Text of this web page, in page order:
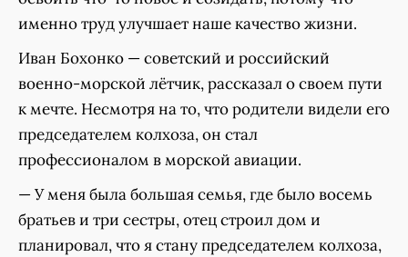
именно труд улучшает наше качество жизни.
Иван Бохонко — советский и российский
военно-морской лётчик, рассказал о своем пути
к мечте. Несмотря на то, что родители видели его
председателем колхоза, он стал
профессионалом в морской авиации.
— У меня была большая семья, где было восемь
братьев и три сестры, отец строил дом и
планировал, что я стану председателем колхоза,